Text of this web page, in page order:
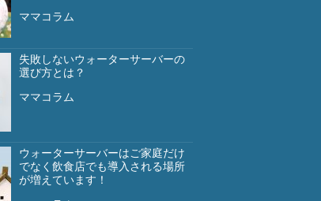
ママコラム
失敗しないウォーターサーバーの
選び方とは？
ママコラム
ウォーターサーバーはご家庭だけ
でなく飲食店でも導入される場所
が増えています！